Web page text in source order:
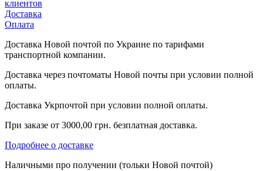
клиентов
Доставка
Оплата
Доставка Новой почтой по Украине по тарифами
транспортной компании.
Доставка через почтоматы Новой почты при условии полной
оплаты.
Доставка Укрпочтой при условии полной оплаты.
При заказе от 3000,00 грн. безплатная доставка.
Подробнее о доставке
Наличными про получении (тольки Новой почтой)